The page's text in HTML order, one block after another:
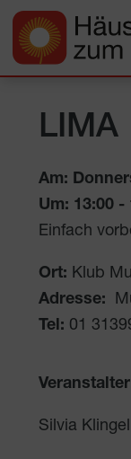
LIMA
Am:
Um: 13:00 -
Einfach
Ort: Klub
Adresse:
Tel: 01
Silvia